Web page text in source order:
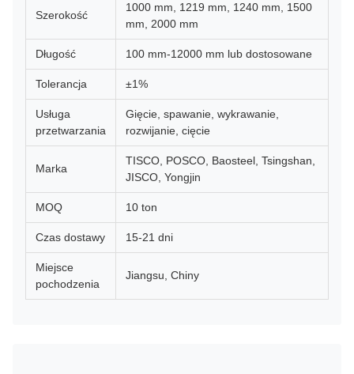
Szerokość
1000 mm, 1219 mm, 1240 mm, 1500
mm, 2000 mm
Długość 100 mm-12000 mm lub dostosowane
Tolerancja ±1%
Usługa
przetwarzania
Gięcie, spawanie, wykrawanie,
rozwijanie, cięcie
Marka
TISCO, POSCO, Baosteel, Tsingshan,
JISCO, Yongjin
MOQ 10 ton
Czas dostawy 15-21 dni
Miejsce
pochodzenia
Jiangsu, Chiny